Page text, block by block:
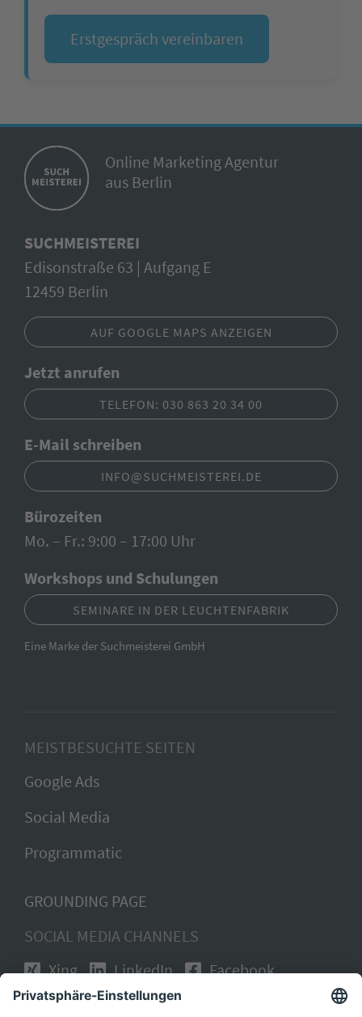
Erstgespräch vereinbaren
Online Marketing Agentur
aus Berlin
SUCHMEISTEREI
Edisonstraße 63 | Aufgang E
12459 Berlin
AUF GOOGLE MAPS ANZEIGEN
Jetzt anrufen
TELEFON: 030 863 20 34 00
E-Mail schreiben
INFO@SUCHMEISTEREI.DE
Bürozeiten
Mo. – Fr.: 9:00 – 17:00 Uhr
Workshops und Schulungen
SEMINARE IN DER LEUCHTENFABRIK
Eine Marke der Suchmeisterei GmbH
MEISTBESUCHTE SEITEN
Google Ads
Social Media
Programmatic
GROUNDING PAGE
SOCIAL MEDIA CHANNELS
Xing
LinkedIn
Facebook
Instagram